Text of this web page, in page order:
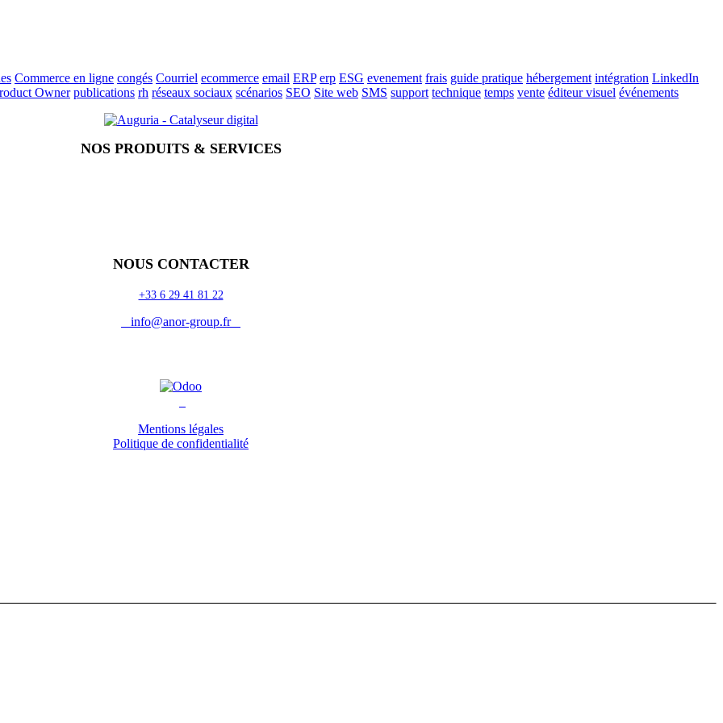
Commerce en ligne congés Courriel ecommerce email ERP erp ESG evenement frais guide pratique hébergement intégration LinkedIn
Owner publications rh réseaux sociaux scénarios SEO Site web SMS support technique temps vente éditeur visuel événements
NOS PRODUITS & SERVICES
NOUS CONTACTER
+33 6 29 41 81 22
info@anor-group.fr
Mentions légales
Politique de confidentialité